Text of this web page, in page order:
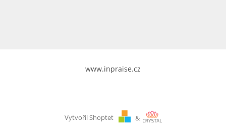
www.inpraise.cz
Vytvořil Shoptet &